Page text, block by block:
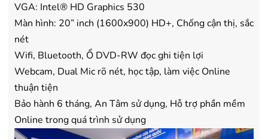
VGA: Intel® HD Graphics 530
Màn hình: 20” inch (1600x900) HD+, Chống cận thị, sắc
nét
Wifi, Bluetooth, Ổ DVD-RW đọc ghi tiện lợi
Webcam, Dual Mic rõ nét, học tập, làm việc Online
thuận tiện
Bảo hành 6 tháng, An Tâm sử dụng, Hỗ trợ phần mềm
Online trong quá trình sử dụng